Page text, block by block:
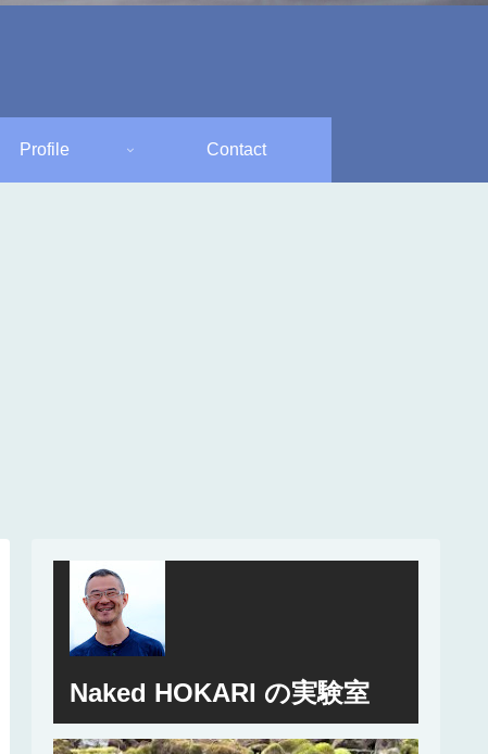
Profile Contact
Naked HOKARI の実験室